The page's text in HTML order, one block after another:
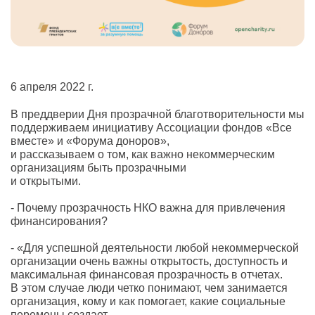
6 апреля 2022 г.
В преддверии Дня прозрачной благотворительности мы
поддерживаем инициативу Ассоциации фондов «Все
вместе» и «Форума доноров»,
и рассказываем о том, как важно некоммерческим
организациям быть прозрачными
и открытыми.
- Почему прозрачность НКО важна для привлечения
финансирования?
- «Для успешной деятельности любой некоммерческой
организации очень важны открытость, доступность и
максимальная финансовая прозрачность в отчетах.
В этом случае люди четко понимают, чем занимается
организация, кому и как помогает, какие социальные